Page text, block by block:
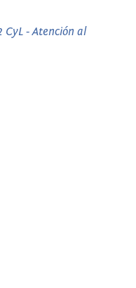
CyL - Atención al